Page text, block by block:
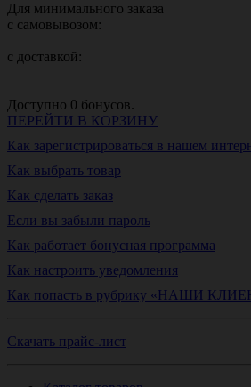
Для минимального заказа
с самовывозом:
с доставкой:
Доступно 0 бонусов.
ПЕРЕЙТИ В КОРЗИНУ
Как зарегистрироваться в нашем
Как выбрать товар
Как сделать заказ
Если вы забыли пароль
Как работает бонусная программа
Как настроить уведомления
Как попасть в рубрику «НАШИ
Скачать прайс-лист